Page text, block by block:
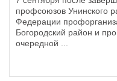
профсоюзов Унинского
Федерации
Богородский район и
очередной ...